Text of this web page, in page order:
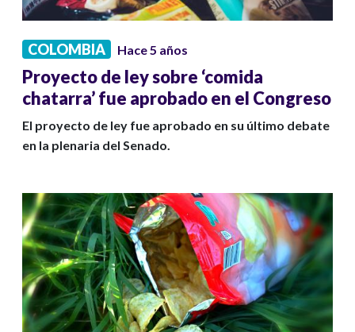
COLOMBIA Hace 5 años
Proyecto de ley sobre ‘comida
chatarra’ fue aprobado en el Congreso
El proyecto de ley fue aprobado en su último debate
en la plenaria del Senado.